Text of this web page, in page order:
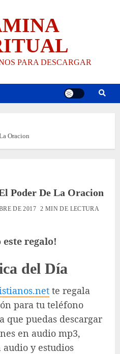
PARA DESCARGAR
Oracion
Poder De La Oracion
DE 2017 2 MIN DE LECTURA
regalo!
del Día
te regala
para tu teléfono
que puedas descargar
en audio mp3,
y estudios